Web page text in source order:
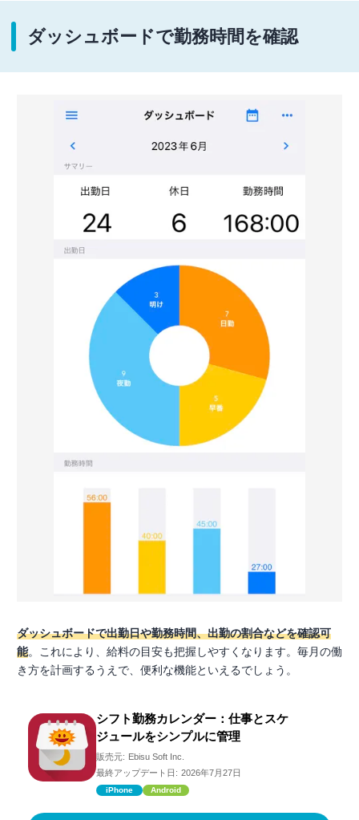
ダッシュボードで勤務時間を確認
ダッシュボードで出勤日や勤務時間、出勤の割合などを確認可
能。これにより、給料の目安も把握しやすくなります。毎月の働
き方を計画するうえで、便利な機能といえるでしょう。
シフト勤務カレンダー：仕事とスケ
ジュールをシンプルに管理
販売元: Ebisu Soft Inc.
最終アップデート日: 2026年7月27日
iPhone Android